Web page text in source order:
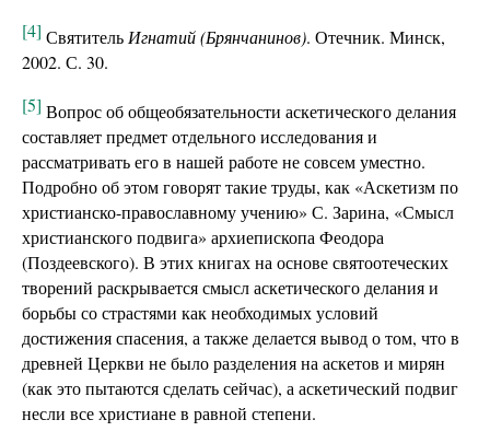
[4] Святитель Игнатий (Брянчанинов). Отечник. Минск,
2002. С. 30.
[5] Вопрос об общеобязательности аскетического делания
составляет предмет отдельного исследования и
рассматривать его в нашей работе не совсем уместно.
Подробно об этом говорят такие труды, как «Аскетизм по
христианско-православному учению» С. Зарина, «Смысл
христианского подвига» архиепископа Феодора
(Поздеевского). В этих книгах на основе святоотеческих
творений раскрывается смысл аскетического делания и
борьбы со страстями как необходимых условий
достижения спасения, а также делается вывод о том, что в
древней Церкви не было разделения на аскетов и мирян
(как это пытаются сделать сейчас), а аскетический подвиг
несли все христиане в равной степени.